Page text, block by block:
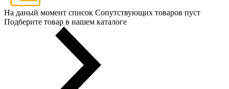
На даный момент список Сопутствующих товаров пуст
Подберите товар в нашем каталоге